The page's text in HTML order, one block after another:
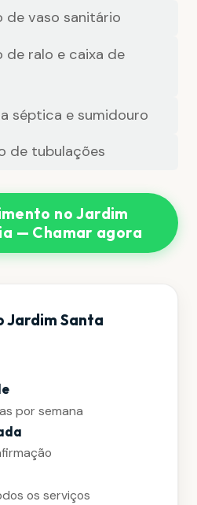
de vaso sanitário
ralo e caixa de
séptica e sumidouro
de tubulações
no Jardim
— Chamar agora
Jardim Santa
por semana
os serviços